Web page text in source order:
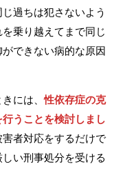
過ちは犯さないよう
乗り越えてまで同じ
できない病的な原因
きには、性依存症の克
うことを検討しまし
者対応をするだけで
い刑事処分を受ける